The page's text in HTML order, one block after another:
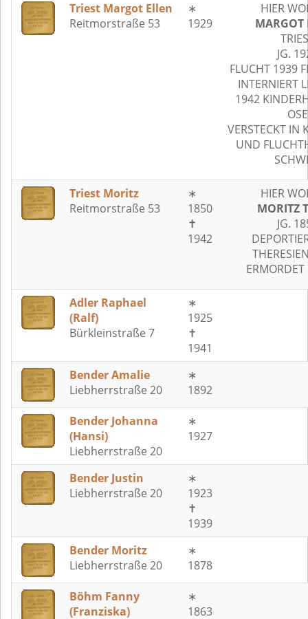
Triest Margot Ellen
Reitmorstraße 53
∗
1929
HIER
MARGOT
JG.
FLUCHT 1939
INTERNIERT
1942
OSE
VERSTECKT IN
UND
Triest Moritz
Reitmorstraße 53
∗
1850
✝
1942
HIER
MORITZ
JG.
Adler Raphael
(Ralf)
Bürkleinstraße 7
∗
1925
✝
1941
Bender Amalie
Liebherrstraße 20
∗
1892
Bender Johanna
(Hansi)
Liebherrstraße 20
∗
1927
Bender Justin
Liebherrstraße 20
∗
1923
✝
1939
Bender Moritz
Liebherrstraße 20
∗
1878
Böhm Fanny
(Franziska)
∗
1863